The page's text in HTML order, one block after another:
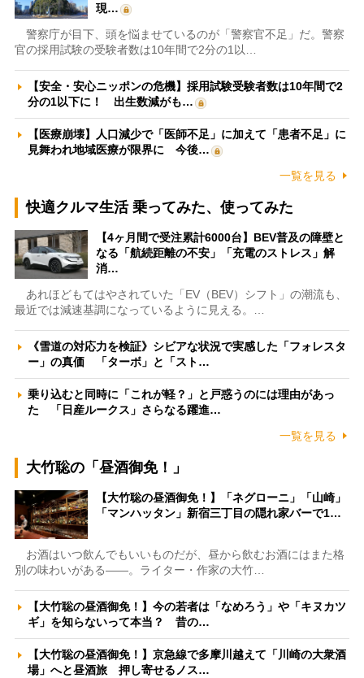
現…
警察庁が目下、頭を悩ませているのが「警察官不足」だ。警察
官の採用試験の受験者数は10年間で2分の1以…
【安全・安心ニッポンの危機】採用試験受験者数は10年間で2
分の1以下に！ 出生数減がも…
【医療崩壊】人口減少で「医師不足」に加えて「患者不足」に
見舞われ地域医療が限界に 今後…
一覧を見る
快適クルマ生活 乗ってみた、使ってみた
【4ヶ月間で受注累計6000台】BEV普及の障壁と
なる「航続距離の不安」「充電のストレス」解
消…
あれほどもてはやされていた「EV（BEV）シフト」の潮流も、
最近では減速基調になっているように見える。…
《雪道の対応力を検証》シビアな状況で実感した「フォレスタ
ー」の真価 「ターボ」と「スト…
乗り込むと同時に「これが軽？」と戸惑うのには理由があっ
た 「日産ルークス」さらなる躍進…
一覧を見る
大竹聡の「昼酒御免！」
【大竹聡の昼酒御免！】「ネグローニ」「山崎」
「マンハッタン」新宿三丁目の隠れ家バーで1…
お酒はいつ飲んでもいいものだが、昼から飲むお酒にはまた格
別の味わいがある――。ライター・作家の大竹…
【大竹聡の昼酒御免！】今の若者は「なめろう」や「キヌカツ
ギ」を知らないって本当？ 昔の…
【大竹聡の昼酒御免！】京急線で多摩川越えて「川崎の大衆酒
場」へと昼酒旅 押し寄せるノス…